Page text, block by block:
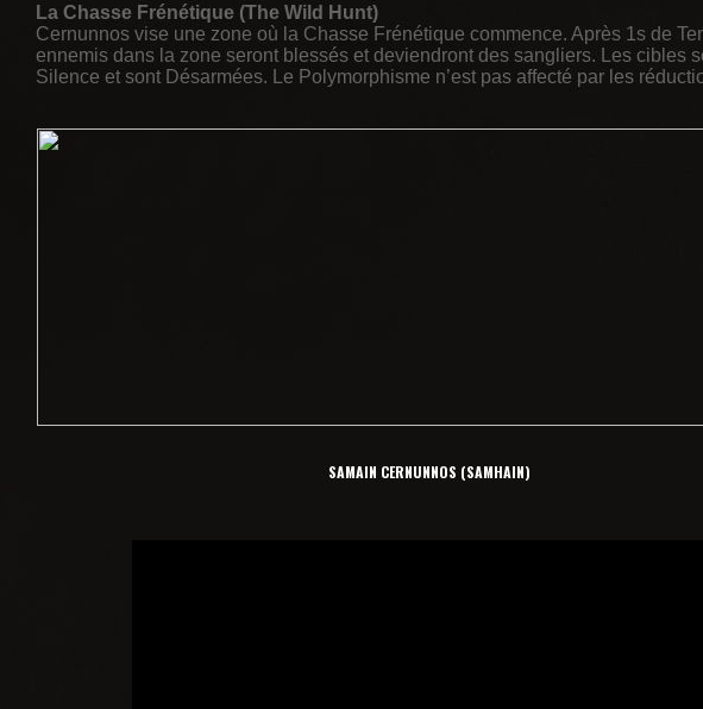
La Chasse Frénétique (The Wild Hunt)
Cernunnos vise une zone où la Chasse Frénétique commence. Après 1s de
ennemis dans la zone seront blessés et deviendront des sangliers. Les cibles
Silence et sont Désarmées. Le Polymorphisme n’est pas affecté par les
SAMAIN CERNUNNOS (SAMHAIN)